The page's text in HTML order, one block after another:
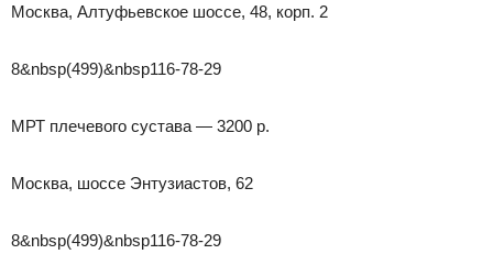
Москва, Алтуфьевское шоссе, 48, корп. 2
8&nbsp(499)&nbsp116-78-29
МРТ плечевого сустава — 3200 р.
Москва, шоссе Энтузиастов, 62
8&nbsp(499)&nbsp116-78-29